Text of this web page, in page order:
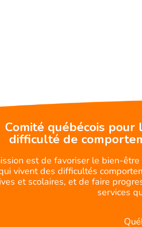
Comité québécois pour
difficulté de
est de favoriser le bien-
vivent des difficultés
et scolaires, et de faire
services